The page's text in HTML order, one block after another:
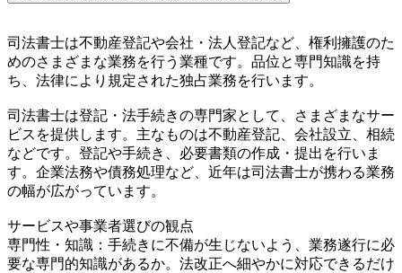
司法書士は不動産登記や会社・法人登記など、権利擁護のた
めのさまざまな業務を行う業種です。品位と専門知識を持
ち、法律により規定された独占業務を行います。
司法書士は登記・法手続きの専門家として、さまざまなサー
ビスを提供します。主なものは不動産登記、会社設立、相続
などです。登記や手続き、必要書類の作成・提出を行いま
す。企業法務や債務処理など、近年は司法書士が携わる業務
の幅が広がっています。
サービスや事業者選びの観点
専門性・知識：手続きに不備が生じないよう、業務遂行に必
要な専門的知識があるか。法改正へ細やかに対応できるだけ